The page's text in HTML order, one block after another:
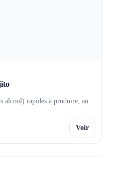
alcool) rapides à produire, au
Voir